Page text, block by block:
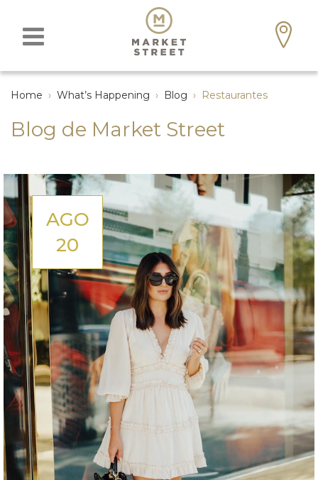
Home › What’s Happening › Blog › Restaurantes
Blog de Market Street
AGO
20